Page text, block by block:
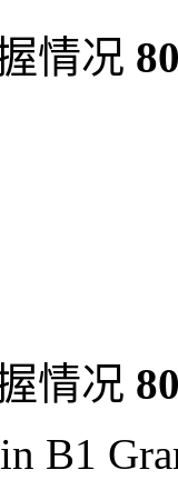
情况
情况
B1